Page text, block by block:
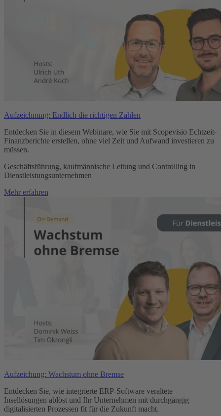
Aufzeichnung: Endlich die richtigen Zahlen
Entdecken Sie in diesem Webinare, wie Sie mit Scopevisio Echtzeit-
Finanzberichte erstellen, ohne viel Zeit und Aufwand investieren zu
müssen.
Geschäftsführung, kaufmännische Leitung und Controlling in
Dienstleistungsunternehmen
Mehr erfahren
Aufzeichung: Wachstum ohne Bremse
Entdecken Sie, wie integrierte ERP-Software veraltete
Insellösungen ablöst und Ihr Unternehmen mit durchgängig
digitalisierten Prozessen fit für die Zukunft macht.